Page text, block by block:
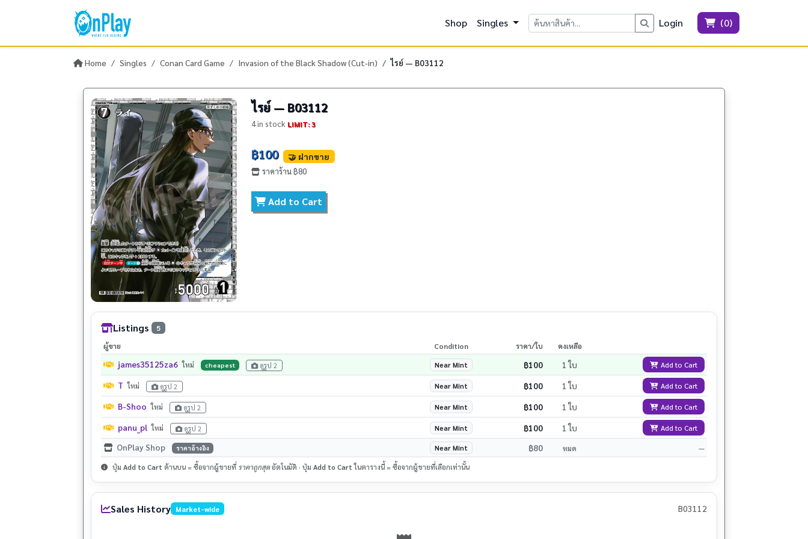
Shop Singles Login (0)
Home Singles Conan Card Game Invasion of the Black Shadow (Cut-in) ไรย์ — B03112
ไรย์ — B03112
4 in stock LIMIT: 3
฿100 🤝 ฝากขาย
ราคาร้าน ฿80
Add to Cart
Listings
5
ผู้ขาย
Condition ราคา/ใบ คงเหลือ
james35125za6 ใหม่ cheapest ดูรูป 2 Near Mint ฿100 1 ใบ Add to Cart
T ใหม่ ดูรูป 2 Near Mint ฿100 1 ใบ Add to Cart
B-Shoo ใหม่ ดูรูป 2 Near Mint ฿100 1 ใบ Add to Cart
panu_pl ใหม่ ดูรูป 2 Near Mint ฿100 1 ใบ Add to Cart
OnPlay Shop ราคาอ้างอิง Near Mint ฿80 หมด —
ปุ่ม Add to Cart ด้านบน = ซื้อจากผู้ขายที่ ราคาถูกสุดอัตโนมัติ · ปุ่ม Add to Cart ในตารางนี้ = ซื้อจากผู้ขายที่เลือกเท่านั้น
Sales History Market-wide B03112